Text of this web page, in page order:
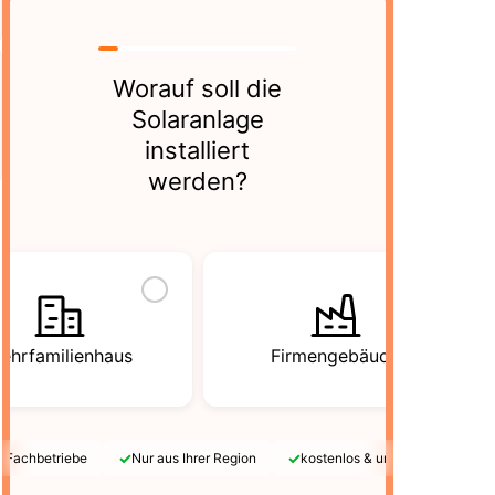
Worauf soll die
Solaranlage
installiert
werden?
Firmengebäude
Fachbetriebe ✓Nur aus Ihrer Region ✓kostenlos & unverbindlich